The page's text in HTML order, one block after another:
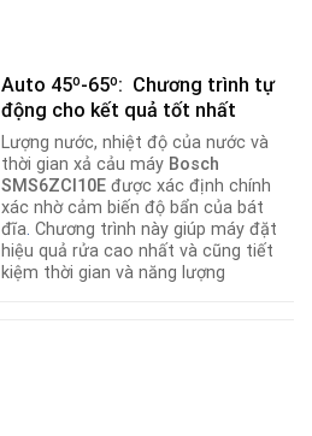
Auto 45º-65º: Chương trình tự
động cho kết quả tốt nhất
Lượng nước, nhiệt độ của nước và
thời gian xả cảu máy Bosch
SMS6ZCI10E được xác định chính
xác nhờ cảm biến độ bẩn của bát
đĩa. Chương trình này giúp máy đặt
hiệu quả rửa cao nhất và cũng tiết
kiệm thời gian và năng lượng